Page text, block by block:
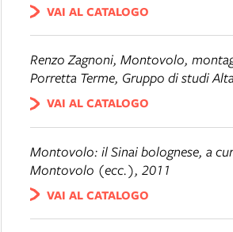
VAI AL CATALOGO
Renzo Zagnoni, Montovolo,
Porretta Terme, Gruppo di studi
VAI AL CATALOGO
Montovolo: il Sinai bolognese, a
Montovolo (ecc.), 2011
VAI AL CATALOGO